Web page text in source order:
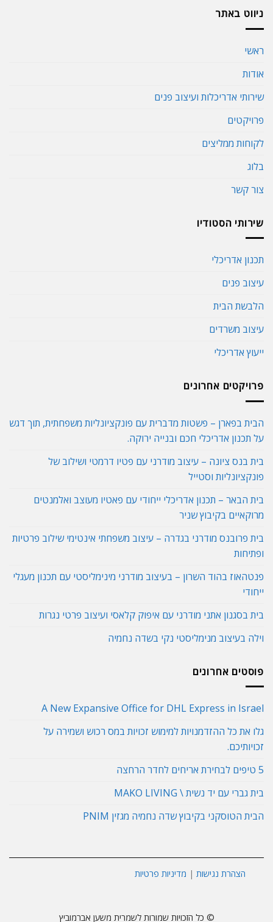
ניווט באתר
ראשי
אודות
שירותי אדריכלות ועיצוב פנים
פרויקטים
לקוחות ממליצים
בלוג
צור קשר
שירותי הסטודיו
תכנון אדריכלי
עיצוב פנים
הלבשת הבית
עיצוב משרדים
ייעוץ אדריכלי
פרויקטים אחרונים
הבית בפארן – פשטות מדברית עם פונקציונליות משפחתית, תוך דגש
על תכנון אדריכלי חכם ובנייה ירוקה.
בית בנס ציונה – עיצוב מודרני עם פטיו דרמטי ושילוב של
פונקציונליות וסטייל
בית הבאר – תכנון אדריכלי ייחודי עם פאטיו מעוצב ואלמנטים
מרוקאיים בקיבוץ שניר
בית פרובנס מודרני בגדרה – עיצוב משפחתי אינטימי שילוב פרטיות
ופתיחות
פנטהאוז בהוד השרון – בעיצוב מודרני מינימליסטי עם תכנון מעגלי
ייחודי
בית בסגנון אתני מודרני עם איפוק קלאסי ועיצוב פרטי נגרות
וילה בעיצוב מנימליסטי נקי בשדה נחמיה
פוסטים אחרונים
A New Expansive Office for DHL Express in Israel
גלו את כל ההזדמנויות למימוש זכויות במס רכוש ושמירה על
זכויותיכם.
5 טיפים לבחירת אריחים לחדר הרחצה
בית גברי עם יד נשית \ MAKO LIVING
הבית הטוסקני בקיבוץ שדה נחמיה מגזין PNIM
הצהרת נגישות | מדיניות פרטיות
© כל הזכויות שמורות לשמרית משען אברמוביץ